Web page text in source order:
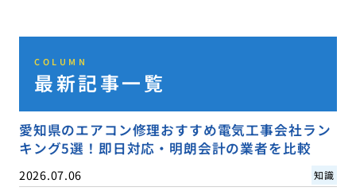
COLUMN
最新記事一覧
愛知県のエアコン修理おすすめ電気工事会社ラン
キング5選！即日対応・明朗会計の業者を比較
2026.07.06 知識